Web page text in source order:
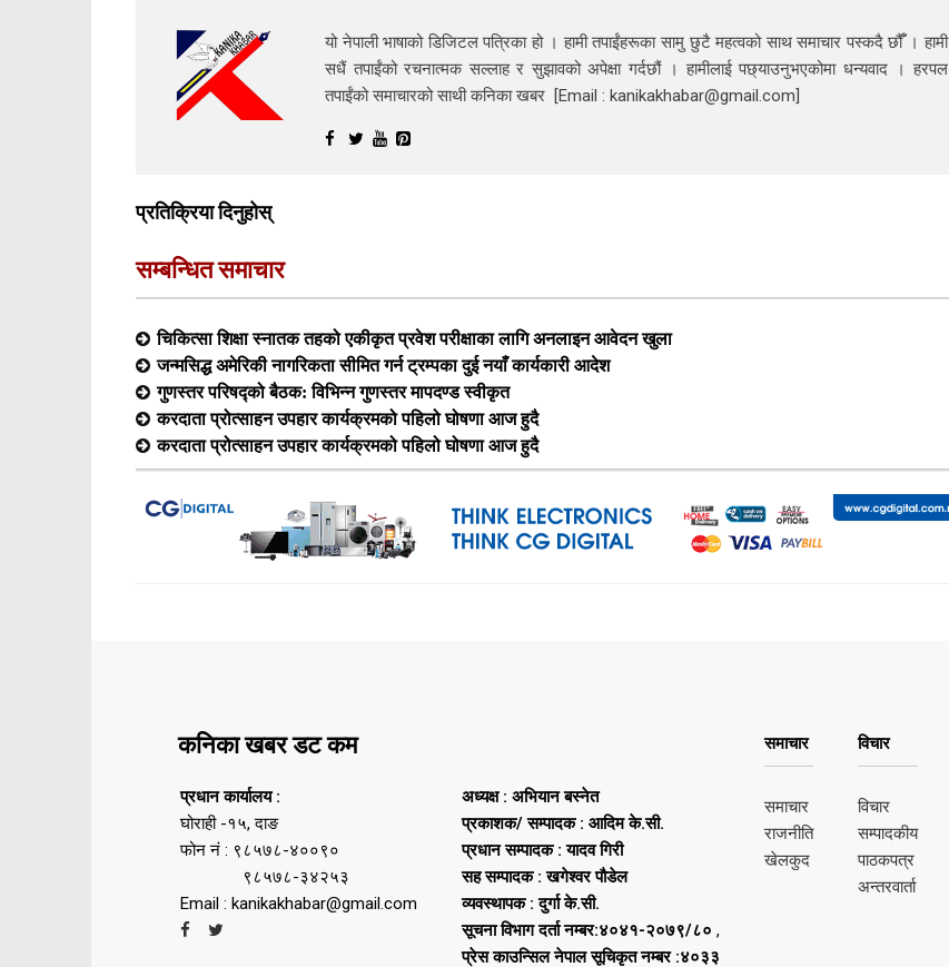
यो नेपाली भाषाको डिजिटल पत्रिका हो । हामी तपाईंहरूका सामु छुटै महत्वको साथ समाचार पस्कदै छौँँ । हामी
सधैं तपाईंको रचनात्मक सल्लाह र सुझावको अपेक्षा गर्दछौं । हामीलाई पछ्याउनुभएकोमा धन्यवाद । हरपल
तपाईंको समाचारको साथी कनिका खबर [Email : kanikakhabar@gmail.com]
प्रतिक्रिया दिनुहोस्
सम्बन्धित समाचार
चिकित्सा शिक्षा स्नातक तहको एकीकृत प्रवेश परीक्षाका लागि अनलाइन आवेदन खुला
जन्मसिद्ध अमेरिकी नागरिकता सीमित गर्न ट्रम्पका दुई नयाँ कार्यकारी आदेश
गुणस्तर परिषद्को बैठक: विभिन्न गुणस्तर मापदण्ड स्वीकृत
करदाता प्रोत्साहन उपहार कार्यक्रमको पहिलो घोषणा आज हुदै
करदाता प्रोत्साहन उपहार कार्यक्रमको पहिलो घोषणा आज हुदै
कनिका खबर डट कम
प्रधान कार्यालय :
घोराही -१५, दाङ
फोन नं : ९८५७८-४००९०
९८५७८-३४२५३
Email : kanikakhabar@gmail.com
अध्यक्ष : अभियान बस्नेत
प्रकाशक/ सम्पादक : आदिम के.सी.
प्रधान सम्पादक : यादव गिरी
सह सम्पादक : खगेश्वर पौडेल
व्यवस्थापक : दुर्गा के.सी.
सूचना विभाग दर्ता नम्बर:४०४१-२०७९/८० ,
प्रेस काउन्सिल नेपाल सूचिकृत नम्बर :४०३३
समाचार
समाचार
राजनीति
खेलकुद
विचार
विचार
सम्पादकीय
पाठकपत्र
अन्तरवार्ता